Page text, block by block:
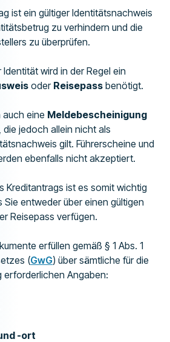
ist ein gültiger Identitätsnachweis
zu verhindern und die
zu überprüfen.
wird in der Regel ein
oder Reisepass benötigt.
auch eine Meldebescheinigung
jedoch allein nicht als
gilt. Führerscheine und
ebenfalls nicht akzeptiert.
Kreditantrags ist es somit wichtig
Sie entweder über einen gültigen
Reisepass verfügen.
erfüllen gemäß § 1 Abs. 1
(GwG) über sämtliche für die
erforderlichen Angaben:
-ort